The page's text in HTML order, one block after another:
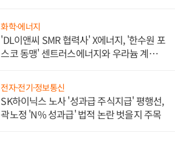
화학·에너지
'DL이앤씨 SMR 협력사' X에너지, '한수원 포
스코 동맹' 센트러스에너지와 우라늄 계약
전자·전기·정보통신
SK하이닉스 노사 '성과급 주식지급' 평행선,
곽노정 'N% 성과급' 법적 논란 벗을지 주목